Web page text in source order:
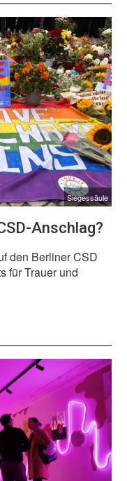
Siegessäule
Anschlag?
den Berliner CSD
für Trauer und